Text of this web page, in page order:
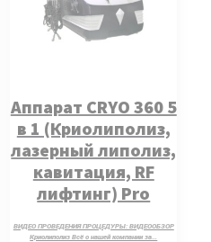
Аппарат CRYO 360 5
в 1 (Криолиполиз,
лазерный липолиз,
кавитация, RF
лифтинг) Pro
ВИДЕО ПРОВЕДЕНИЯ ПРОЦЕДУРЫ: ВИДЕООБЗОР
Криолиполиз Всё о нашей компании за…